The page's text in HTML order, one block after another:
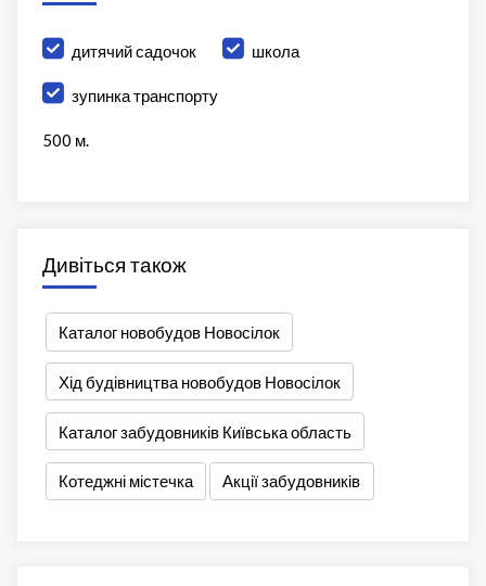
дитячий садочок школа
зупинка транспорту
500 м.
Дивіться також
Каталог новобудов Новосілок
Хід будівництва новобудов Новосілок
Каталог забудовників Київська область
Котеджні містечка Акції забудовників